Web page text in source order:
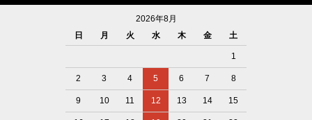
2026年8月
日
月 火 水 木 金 土
1
2 3 4 5 6 7 8
9 10 11 12 13 14 15